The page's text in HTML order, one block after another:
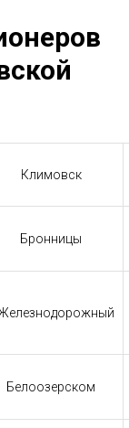
Климовск
Бронницы
Белоозерском